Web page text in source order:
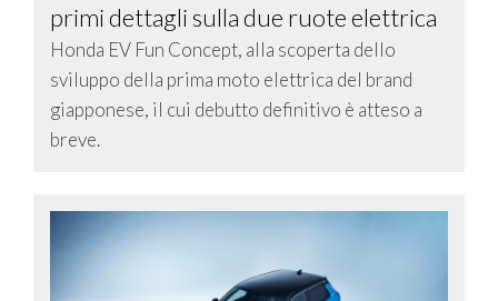
primi dettagli sulla due ruote elettrica
Honda EV Fun Concept, alla scoperta dello
sviluppo della prima moto elettrica del brand
giapponese, il cui debutto definitivo è atteso a
breve.